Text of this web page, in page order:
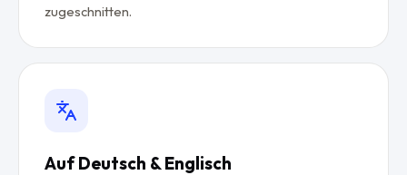
zugeschnitten.
Auf Deutsch & Englisch